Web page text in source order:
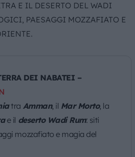
E IL DESERTO DEL WADI
PAESAGGI MOZZAFIATO E
DEI NABATEI –
tra Amman, il Mar Morto, la
e il deserto Wadi Rum: siti
mozzafiato e magia del